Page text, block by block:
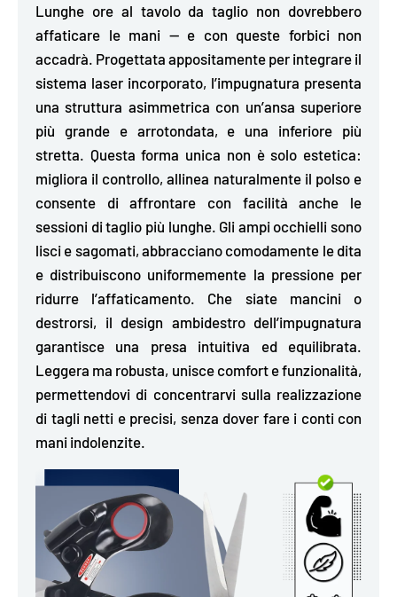
Lunghe ore al tavolo da taglio non dovrebbero
affaticare le mani — e con queste forbici non
accadrà. Progettata appositamente per integrare il
sistema laser incorporato, l’impugnatura presenta
una struttura asimmetrica con un’ansa superiore
più grande e arrotondata, e una inferiore più
stretta.
Questa forma unica non è solo estetica:
migliora il controllo, allinea naturalmente il polso e
consente di affrontare con facilità anche le
sessioni di taglio più lunghe. Gli ampi occhielli sono
lisci e sagomati, abbracciano comodamente le dita
e distribuiscono uniformemente la pressione per
ridurre l’affaticamento. Che siate mancini o
destrorsi, il design ambidestro dell’impugnatura
garantisce una presa intuitiva ed equilibrata.
Leggera ma robusta, unisce comfort e funzionalità,
permettendovi di concentrarvi sulla realizzazione
di tagli netti e precisi, senza dover fare i conti con
mani indolenzite.